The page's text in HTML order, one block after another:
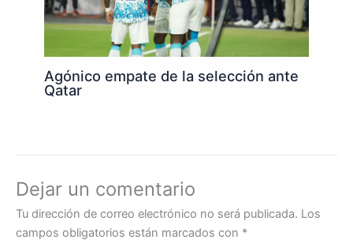
Agónico empate de la selección ante
Qatar
Dejar un comentario
Tu dirección de correo electrónico no será publicada. Los
campos obligatorios están marcados con *